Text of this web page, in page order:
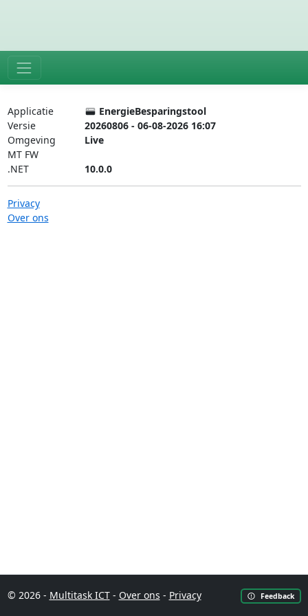
Applicatie
EnergieBesparingstool
Versie
20260806 - 06-08-2026 16:07
Omgeving
Live
MT FW
.NET
10.0.0
Privacy
Over ons
© 2026 - Multitask ICT - Over ons - Privacy Feedback